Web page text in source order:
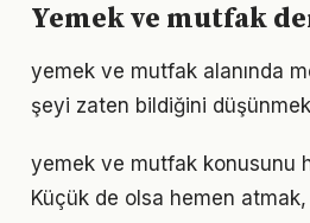
Yemek ve mutfak
yemek ve mutfak alanında
şeyi zaten bildiğini
yemek ve mutfak konusunu
Küçük de olsa hemen